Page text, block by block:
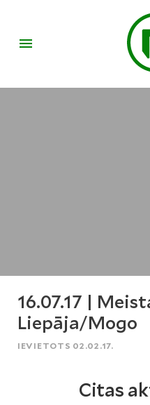
16.07.17 |
Liepāja/Mogo
IEVIETOTS 02.02.17.
Citas